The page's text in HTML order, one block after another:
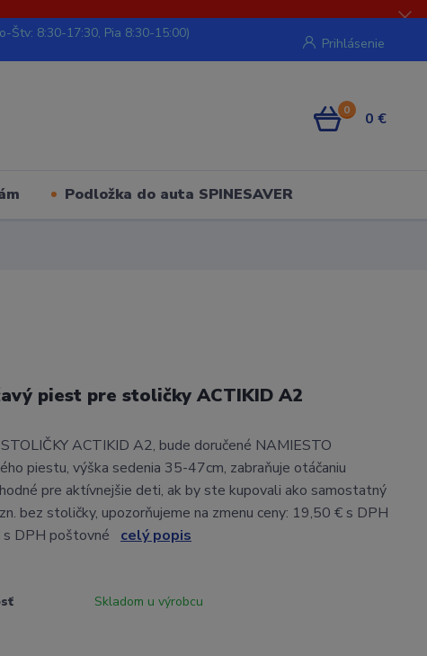
Prihlásenie
Štv: 8:30-17:30, Pia 8:30-15:00)
0 0 €
Podložka do auta SPINESAVER
piest pre stoličky ACTIKID A2
ACTIKID A2, bude doručené NAMIESTO
piestu, výška sedenia 35-47cm, zabraňuje otáčaniu
pre aktívnejšie deti, ak by ste kupovali ako samostatný
bez stoličky, upozorňujeme na zmenu ceny: 19,50 € s DPH
DPH poštovné celý popis
Skladom u výrobcu